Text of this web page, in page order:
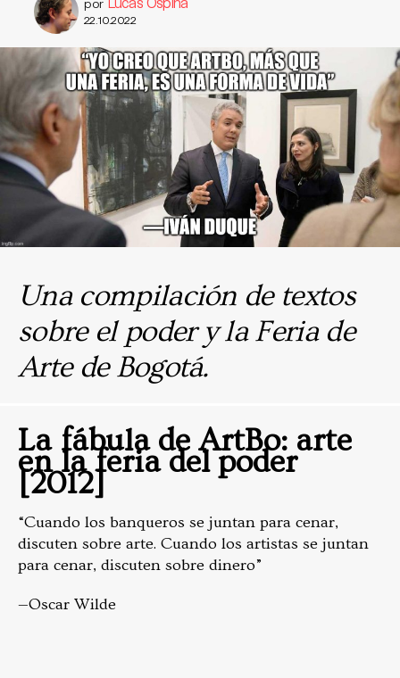
por
22.10.2022
Una compilación de textos
sobre el poder y la Feria de
Arte de Bogotá.
La fábula de ArtBo: arte
en la feria del poder
[2012]
“Cuando los banqueros se juntan para cenar,
discuten sobre arte. Cuando los artistas se juntan
para cenar, discuten sobre dinero”
—Oscar Wilde